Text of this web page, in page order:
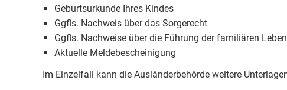
Geburtsurkunde Ihres Kindes
Ggfls. Nachweis über das Sorgerecht
Ggfls. Nachweise über die Führung der familiären
Aktuelle Meldebescheinigung
Im Einzelfall kann die Ausländerbehörde weitere